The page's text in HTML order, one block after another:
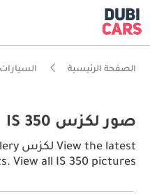
الصفحة الرئيسية
صور لكزس IS 350
View all IS 350 pictures.